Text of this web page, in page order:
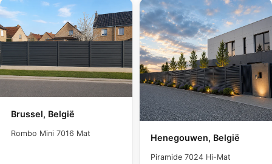
Brussel, België
Rombo Mini 7016 Mat Henegouwen, België
Piramide 7024 Hi-Mat